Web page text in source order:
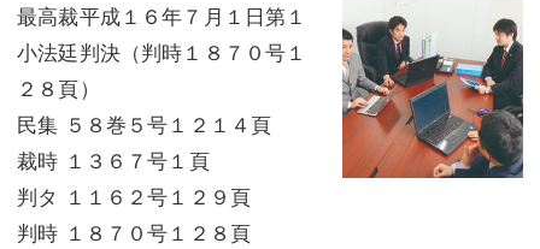
最高裁平成１６年７月１日第１
小法廷判決（判時１８７０号１
２８頁）
民集 ５８巻５号１２１４頁
裁時 １３６７号１頁
判タ １１６２号１２９頁
判時 １８７０号１２８頁